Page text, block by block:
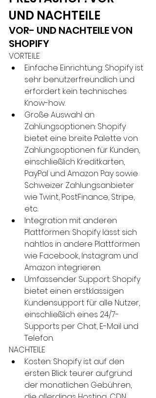
UND NACHTEILE
VOR- UND NACHTEILE VON
SHOPIFY
VORTEILE
Einfache Einrichtung: Shopify ist
sehr benutzerfreundlich und
erfordert kein technisches
Know-how.
Große Auswahl an
Zahlungsoptionen: Shopify
bietet eine breite Palette von
Zahlungsoptionen für Kunden,
einschließlich Kreditkarten,
PayPal und Amazon Pay sowie
Schweizer Zahlungsanbieter
wie Twint, PostFinance, Stripe,
etc.
Integration mit anderen
Plattformen: Shopify lässt sich
nahtlos in andere Plattformen
wie Facebook, Instagram und
Amazon integrieren.
Umfassender Support: Shopify
bietet einen erstklassigen
Kundensupport für alle Nutzer,
einschließlich eines 24/7-
Supports per Chat, E-Mail und
Telefon.
NACHTEILE
Kosten: Shopify ist auf den
ersten Blick teurer aufgrund
der monatlichen Gebühren,